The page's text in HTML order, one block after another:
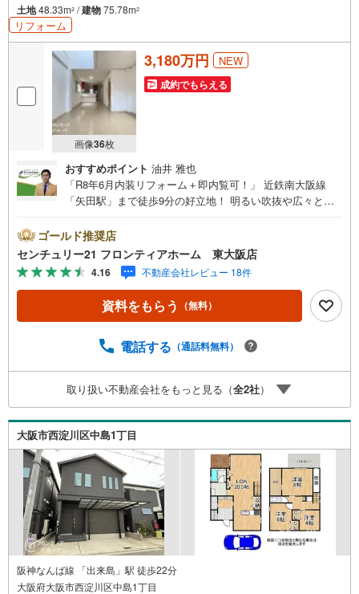
土地48.33m2 /建物75.78m2
リフォーム
画像36枚
3,180万円 NEW
成約でもらえる
おすすめポイント 油井 雅也
「R8年6月内装リフォーム＋即内覧可！」 近鉄南大阪線
「矢田駅」まで徒歩9分の好立地！ 明るい吹抜や広々とし
備でゆとりある住空間 特徴・3面採光を取り入れた風通し
の良い設計・ご家族を見守りながら料理ができるカウンタ
ーキッチン・3階の洋室には和室が隣接し、昼寝スペースや
趣味部屋など多目的に使用できます リフォーム内容・ユニ
ットバス、洗面台新調・給湯器交換・クロス、CF交換・巾
木交換 立地・大阪市立鷹合小学校まで徒歩約4分・大阪市
扱い方のプロ、ファイナンシャルプランナーが資金計画を
あり！3.たくさんの銀行と繋がりがあるため、最も低金利
になるように審査が可能！弊社は専門家同士が連携をとっ
ているため、より多くの知見がございますお気軽にお問合
せください
ゴールド推奨店
センチュリー21 フロンティアホーム 東大阪店
4.16 不動産会社レビュー 18件
資料をもらう （無料）
電話する （通話料無料）
取り扱い不動産会社をもっと見る（全2社）
大阪市西淀川区中島1丁目
阪神なんば線 「出来島」駅 徒歩22分
大阪府大阪市西淀川区中島1丁目